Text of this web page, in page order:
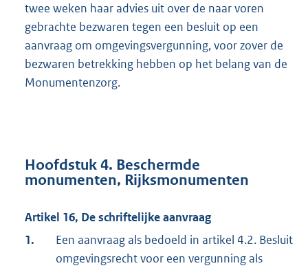
twee weken haar advies uit over de naar voren
gebrachte bezwaren tegen een besluit op een
aanvraag om omgevingsvergunning, voor zover de
bezwaren betrekking hebben op het belang van de
Monumentenzorg.
Hoofdstuk 4. Beschermde
monumenten, Rijksmonumenten
Artikel 16, De schriftelijke aanvraag
1.
Een aanvraag als bedoeld in artikel 4.2. Besluit
omgevingsrecht voor een vergunning als